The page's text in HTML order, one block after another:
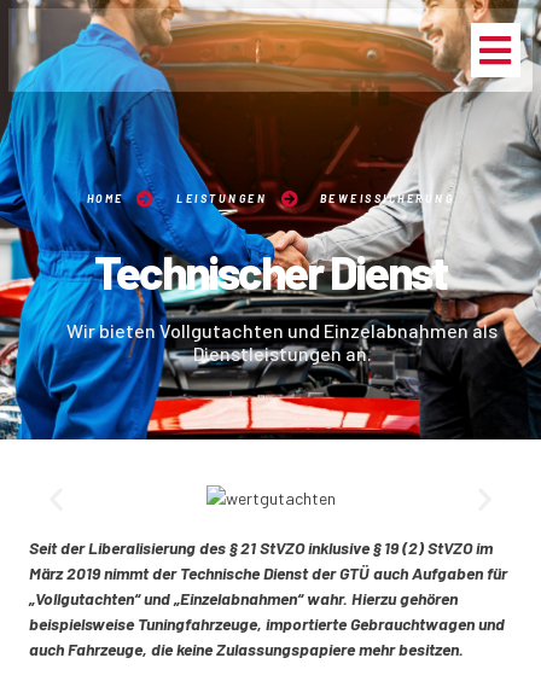
Technischer Dienst
Wir bieten Vollgutachten und Einzelabnahmen als
Dienstleistungen an.
HOME LEISTUNGEN BEWEISSICHERUNG
Seit der Liberalisierung des § 21 StVZO inklusive § 19 (2) StVZO im
März 2019 nimmt der Technische Dienst der GTÜ auch Aufgaben für
„Vollgutachten“ und „Einzelabnahmen“ wahr. Hierzu gehören
beispielsweise Tuningfahrzeuge, importierte Gebrauchtwagen und
auch Fahrzeuge, die keine Zulassungspapiere mehr besitzen.